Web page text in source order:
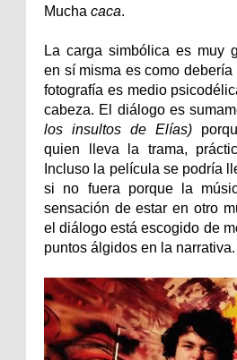
Mucha caca.
La carga simbólica es muy
en sí misma es como
fotografía es medio
cabeza. El diálogo es
los insultos de Elías)
quien lleva la trama,
Incluso la película se podría
si no fuera porque la
sensación de estar en otro
el diálogo está escogido de
puntos álgidos en la narrativa.